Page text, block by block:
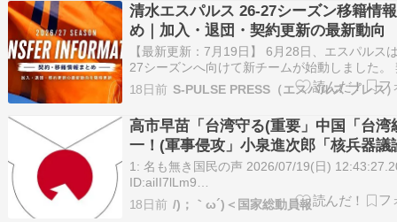
めてたし、改めてその…
清水エスパルス 26-27シーズン移籍情
め｜加入・退団・契約更新の最新動向
【最新更新：7月19日】 6月28日、エスパルス
27シーズンへ向けて新チームが始動しました。
更新の発表が終わり、チームの輪郭は見えてき
た。 しかし、移籍市場はまだ終わっていません
たな加入報道もあり、今後もチーム編成が動く
があります。 本記事では、清…
18日前 S-PULSE PRESS（エスパルス プレス
高市早苗「台湾守る(重要」中国「台湾
一！(軍事侵攻」小泉進次郎「核兵器議
触れざる得ない」謎の勢力「触れるな
叫」小泉進次郎「TVﾀｯｸﾙ出演(小泉無
1: 名も無き国民の声 2026/07/19(日)
ID:aiII7lLm9
https://ai.2ch.sc/test/read.cgi/newsplus/
名も無き国民の声 2026/07/19(日) 13:43:16.1…
18日前 /)；｀ω´)＜国家総動員報